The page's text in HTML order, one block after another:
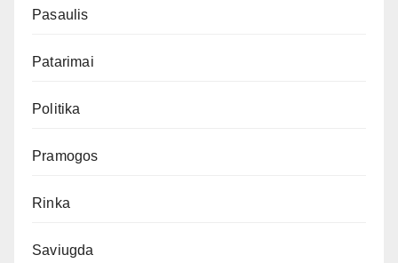
Pasaulis
Patarimai
Politika
Pramogos
Rinka
Saviugda